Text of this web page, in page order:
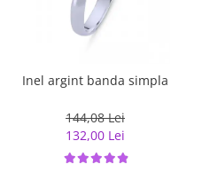
Inel argint banda simpla
144,08 Lei
132,00 Lei